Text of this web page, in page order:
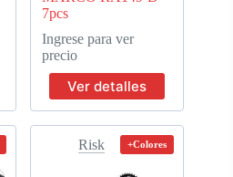
7pcs
Ingrese para ver
precio
Ver detalles
Risk +Colores